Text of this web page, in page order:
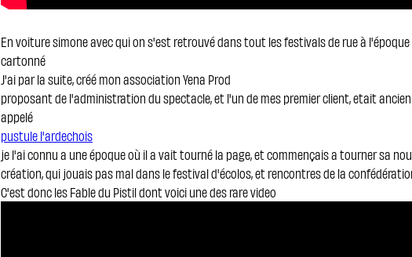
En voiture simone avec qui on s'est retrouvé dans tout les festivals de rue à
cartonné
J'ai par la suite, créé mon association Yena Prod
proposant de l'administration du spectacle, et l'un de mes premier client, etait
appelé
pustule l'ardechois
je l'ai connu a une époque où il a vait tourné la page, et commençais a tourner sa
création, qui jouais pas mal dans le festival d'écolos, et rencontres de la
C'est donc les Fable du Pistil dont voici une des rare video